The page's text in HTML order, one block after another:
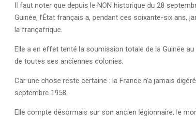
Il faut noter que depuis le NON historique du 28
Guinée, l’État français a, pendant ces soixante-six ans,
la françafrique.
Elle a en effet tenté la soumission totale de la Guinée
de toutes ses anciennes colonies.
Car une chose reste certaine : la France n’a jamais
septembre 1958.
Elle compte désormais sur son ancien légionnaire, le